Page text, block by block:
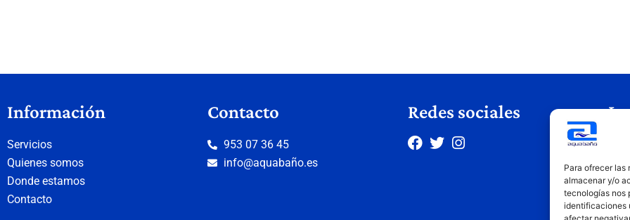
Para ofrecer las
almacenar y/o
tecnologías nos
identificaciones
Información
Servicios
Quienes somos
Donde estamos
Contacto
Contacto
953 07 36 45
info@aquabaño.es
Redes sociales